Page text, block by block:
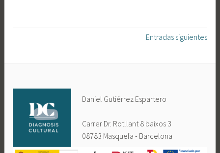
entradas
Entradas siguientes
Daniel Gutiérrez Espartero
Carrer Dr. Rotllant 8 baixos 3
08783 Masquefa - Barcelona